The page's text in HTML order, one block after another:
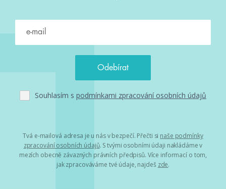
Souhlasím s podmínkami zpracování osobních údajů
Tvá e-mailová adresa je u nás v bezpečí. Přečti si naše podmínky
zpracování osobních údajů. S tvými osobními údaji nakládáme v
mezích obecně závazných právních předpisů. Více informací o tom,
jak zpracováváme tvé údaje, najdeš zde.